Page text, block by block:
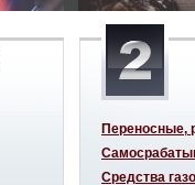
Переносные,
Средства